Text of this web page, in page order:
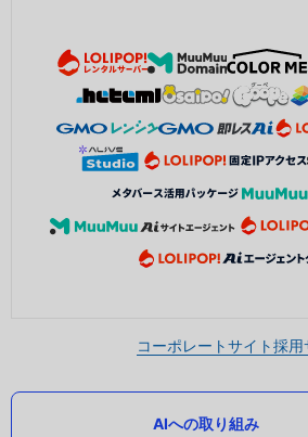
コーポレートサイト採用
AIへの取り組み